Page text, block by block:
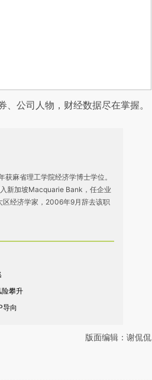
、公司人物，财经数据尽在掌握。
麻省理工学院经济学博士学位。
新加坡Macquarie Bank，任企业
区经济学家，2006年9月辞去该职
险攀升
导向
版面编辑：谢侃侃